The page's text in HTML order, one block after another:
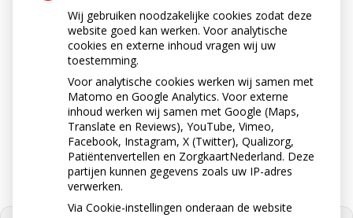
Neem contact op
0511-462500
Stuur ons een e-mail
apotheekburgum@ezorg.nl
Wij gebruiken noodzakelijke cookies zodat deze
website goed kan werken. Voor analytische
cookies en externe inhoud vragen wij uw
toestemming.
Voor analytische cookies werken wij samen met
Matomo en Google Analytics. Voor externe
inhoud werken wij samen met Google (Maps,
Translate en Reviews), YouTube, Vimeo,
Facebook, Instagram, X (Twitter), Qualizorg,
Patiëntenvertellen en ZorgkaartNederland. Deze
partijen kunnen gegevens zoals uw IP-adres
verwerken.
Via Cookie-instellingen onderaan de website